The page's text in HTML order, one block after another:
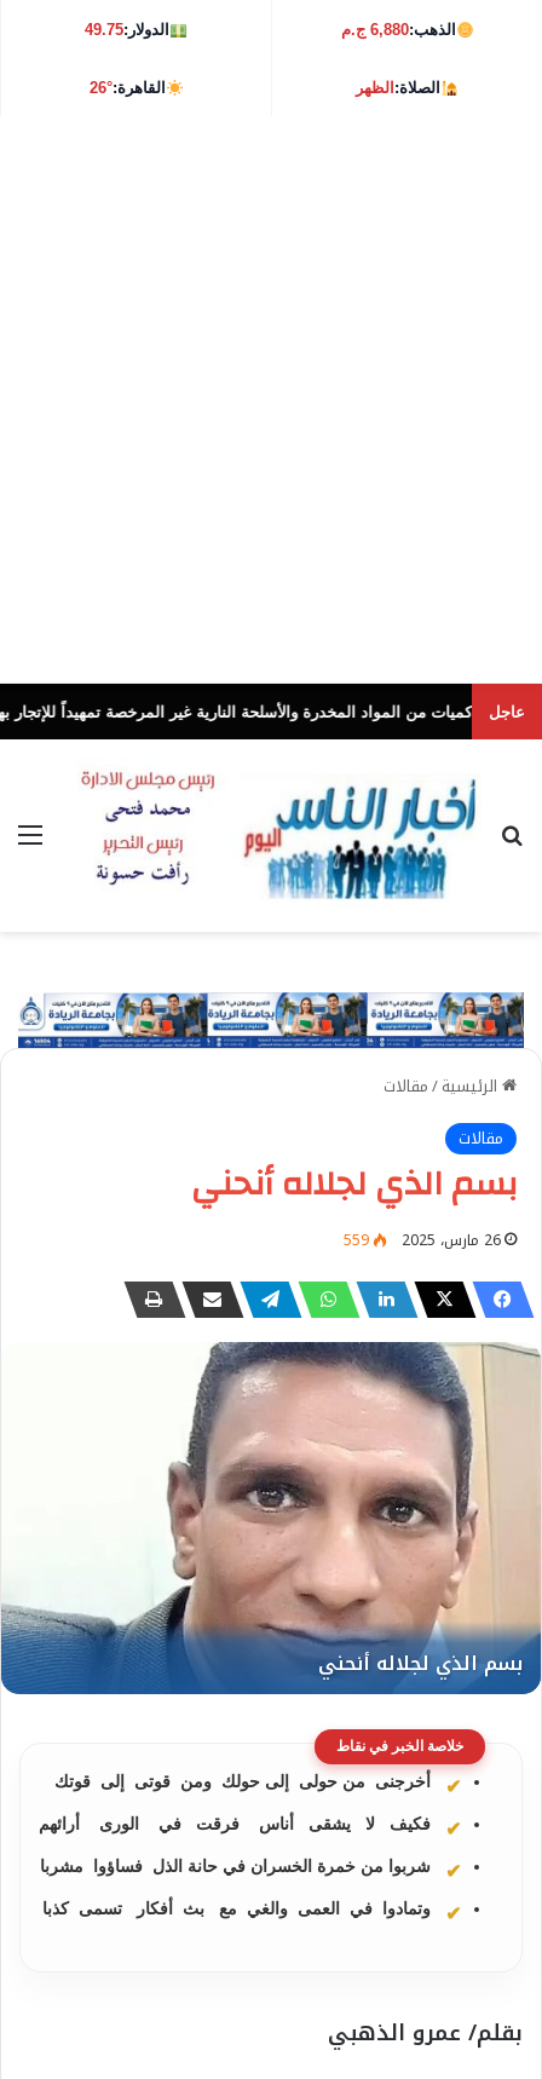
الذهب:6,880 ج.م الدولار:49.75
الصلاة:الظهر القاهرة:26°
عاجل المخدرة والأسلحة النارية غير المرخصة تمهيداً للإتجار بها أخبار الناس
بحث عن
الرئيسية/مقالات
مقالات
بسم الذي لجلاله أنحني
26 مارس، 2025 559
خلاصة الخبر في نقاط
أخرجنى من حولى إلى حولك ومن قوتى إلى قوتك
فكيف لا يشقى أناس فرقت في الورى أرائهم
شربوا من خمرة الخسران في حانة الذل فساؤوا مشربا
وتمادوا في العمى والغي مع بث أفكار تسمى كذبا
بقلم/ عمرو الذهبي